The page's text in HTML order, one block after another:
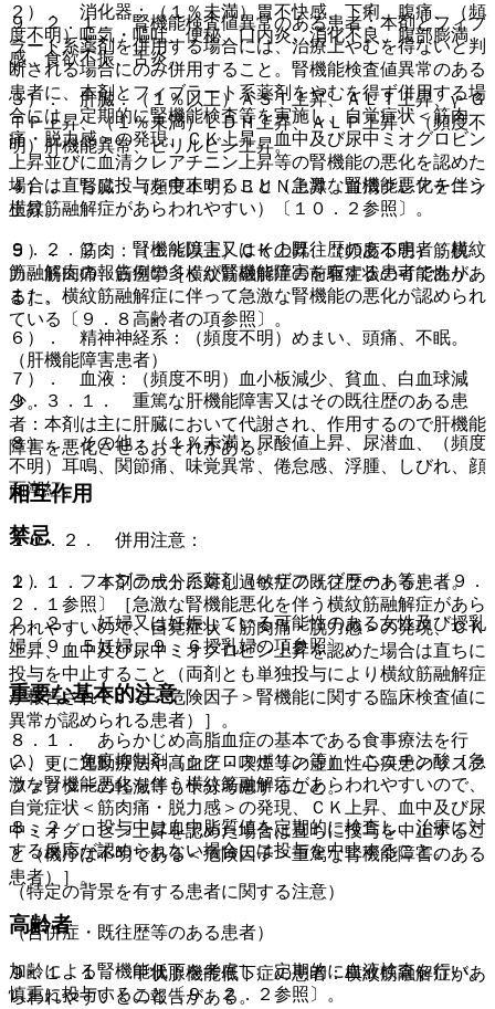
９．２．１． 腎機能検査値異常のある患者：本剤とフィブ
ラート系薬剤を併用する場合には、治療上やむを得ないと判
断される場合にのみ併用すること。腎機能検査値異常のある
患者に、本剤とフィブラート系薬剤をやむを得ず併用する場
合には、定期的に腎機能検査等を実施し、自覚症状＜筋肉
痛・脱力感＞の発現、ＣＫ上昇、血中及び尿中ミオグロビン
上昇並びに血清クレアチニン上昇等の腎機能の悪化を認めた
場合は直ちに投与を中止すること（急激な腎機能悪化を伴う
横紋筋融解症があらわれやすい）〔１０．２参照〕。
９．２．２． 腎機能障害又はその既往歴のある患者：横紋
筋融解症の報告例の多くが腎機能障害を有する患者であり、
また、横紋筋融解症に伴って急激な腎機能の悪化が認められ
ている〔９．８高齢者の項参照〕。
（肝機能障害患者）
９．３．１． 重篤な肝機能障害又はその既往歴のある患
者：本剤は主に肝臓において代謝され、作用するので肝機能
障害を悪化させるおそれがある。
相互作用
１０．２． 併用注意：
１）． フィブラート系薬剤（ベザフィブラート等）〔９．
２．１参照〕［急激な腎機能悪化を伴う横紋筋融解症があら
われやすいので、自覚症状＜筋肉痛・脱力感＞の発現、ＣＫ
上昇、血中及び尿中ミオグロビン上昇を認めた場合は直ちに
投与を中止すること（両剤とも単独投与により横紋筋融解症
が報告されている＜危険因子＞腎機能に関する臨床検査値に
異常が認められる患者）］。
２）． 免疫抑制剤（シクロスポリン等）、ニコチン酸［急
激な腎機能悪化を伴う横紋筋融解症があらわれやすいので、
自覚症状＜筋肉痛・脱力感＞の発現、ＣＫ上昇、血中及び尿
中ミオグロビン上昇を認めた場合は直ちに投与を中止するこ
と（機序は不明である＜危険因子＞重篤な腎機能障害のある
患者）］。
高齢者
加齢による腎機能低下を考慮し、定期的に血液検査を行い、
慎重に投与すること〔９．２．２参照〕。
２）． 消化器：（１％未満）胃不快感、下痢、腹痛、（頻
度不明）嘔気・嘔吐、便秘、口内炎、消化不良、腹部膨満
感、食欲不振、舌炎。
３）． 肝臓：（１％以上）ＡＳＴ上昇、ＡＬＴ上昇、γ−Ｇ
ＴＰ上昇、（１％未満）ＬＤＨ上昇、ＡＬＰ上昇、（頻度不
明）肝機能異常、ビリルビン上昇。
４）． 腎臓：（頻度不明）ＢＵＮ上昇、血清クレアチニン
上昇。
５）． 筋肉：（１％以上）ＣＫ上昇、（頻度不明）筋脱
力、筋肉痛、筋痙攣［横紋筋融解症の前駆症状の可能性があ
る］。
６）． 精神神経系：（頻度不明）めまい、頭痛、不眠。
７）． 血液：（頻度不明）血小板減少、貧血、白血球減
少。
８）． その他：（１％未満）尿酸値上昇、尿潜血、（頻度
不明）耳鳴、関節痛、味覚異常、倦怠感、浮腫、しびれ、顔
面潮紅。
禁忌
２．１． 本剤の成分に対し過敏症の既往歴のある患者。
２．２． 妊婦又は妊娠している可能性のある女性及び授乳
婦〔９．５妊婦、９．６授乳婦の項参照〕。
重要な基本的注意
８．１． あらかじめ高脂血症の基本である食事療法を行
い、更に運動療法や高血圧・喫煙等の虚血性心疾患のリスク
ファクターの軽減等も十分考慮すること。
８．２． 投与中は血中脂質値を定期的に検査し、治療に対
する反応が認められない場合には投与を中止すること。
（特定の背景を有する患者に関する注意）
（合併症・既往歴等のある患者）
９．１．１． 甲状腺機能低下症の患者：横紋筋融解症があ
らわれやすいとの報告がある。